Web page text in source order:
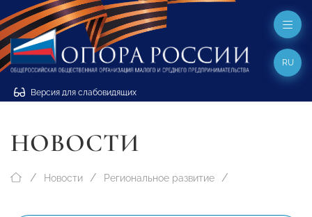
Версия для слабовидящих
RU
НОВОСТИ
Новости Региональное развитие